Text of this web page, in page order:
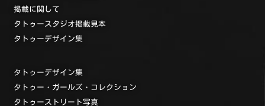
掲載に関して
タトゥースタジオ掲載見本
タトゥーデザイン集
タトゥーデザイン集
タトゥー・ガールズ・コレクション
タトゥーストリート写真